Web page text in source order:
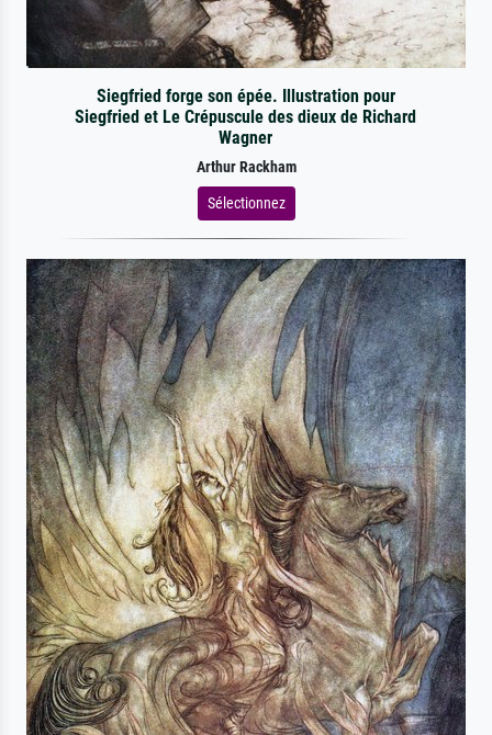
Siegfried forge son épée. Illustration pour
Siegfried et Le Crépuscule des dieux de Richard
Wagner
Arthur Rackham
Sélectionnez